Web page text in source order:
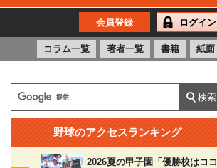
会員登録 ログイン
コラム一覧 著者一覧 書籍 紙面
野球のアクセスランキング
2026夏の甲子園「優勝校はココ